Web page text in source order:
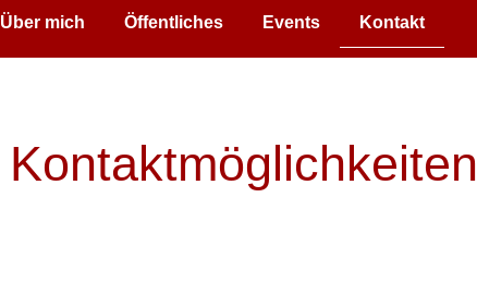
Über mich Öffentliches Events Kontakt
Kontaktmöglichkeiten